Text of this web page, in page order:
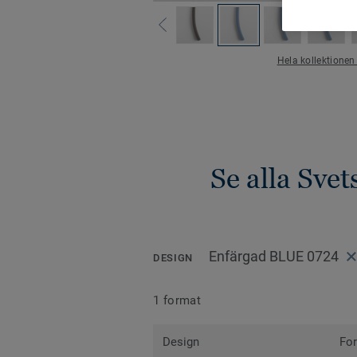
Hela
Se alla
DESIGN Enfärgad BLUE 0724
1 format
Design